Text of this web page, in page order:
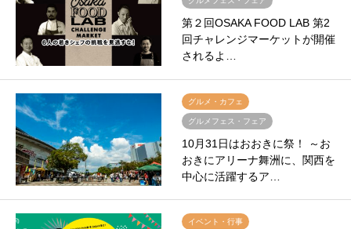
第２回OSAKA FOOD LAB 第2
回チャレンジマーケットが開催
されるよ…
グルメ・カフェ
グルメフェス・フェア
10月31日はおおきに祭！ ～お
おきにアリーナ舞洲に、関西を
中心に活躍するア…
イベント・行事